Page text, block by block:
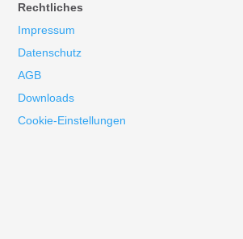
Rechtliches
Impressum
Datenschutz
AGB
Downloads
Cookie-Einstellungen